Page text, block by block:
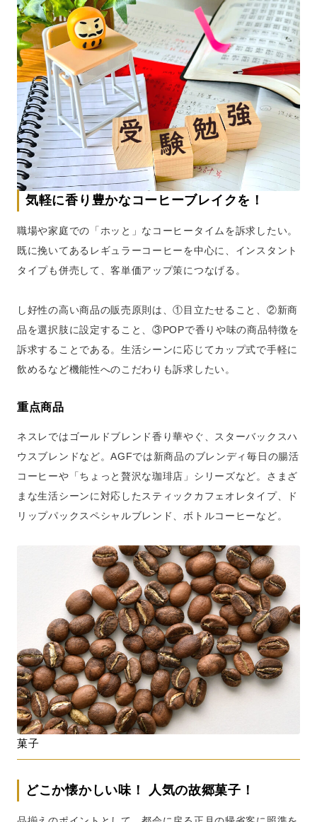
気軽に香り豊かなコーヒーブレイクを！
職場や家庭での「ホッと」なコーヒータイムを訴求したい。
既に挽いてあるレギュラーコーヒーを中心に、インスタント
タイプも併売して、客単価アップ策につなげる。
し好性の高い商品の販売原則は、①目立たせること、②新商
品を選択肢に設定すること、③POPで香りや味の商品特徴を
訴求することである。生活シーンに応じてカップ式で手軽に
飲めるなど機能性へのこだわりも訴求したい。
重点商品
ネスレではゴールドブレンド香り華やぐ、スターバックスハ
ウスブレンドなど。AGFでは新商品のブレンディ毎日の腸活
コーヒーや「ちょっと贅沢な珈琲店」シリーズなど。さまざ
まな生活シーンに対応したスティックカフェオレタイプ、ド
リップパックスペシャルブレンド、ボトルコーヒーなど。
菓子
どこか懐かしい味！ 人気の故郷菓子！